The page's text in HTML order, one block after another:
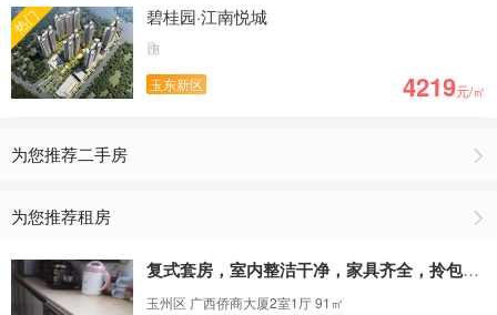
热门 碧桂园·江南悦城
玉东新区 4219元/㎡
为您推荐二手房
为您推荐租房
复式套房，室内整洁干净，家具齐全，拎包入住
玉州区 广西侨商大厦2室1厅 91㎡